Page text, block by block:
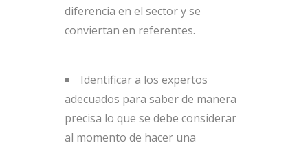
diferencia en el sector y se
conviertan en referentes.
Identificar a los expertos
adecuados para saber de manera
precisa lo que se debe considerar
al momento de hacer una